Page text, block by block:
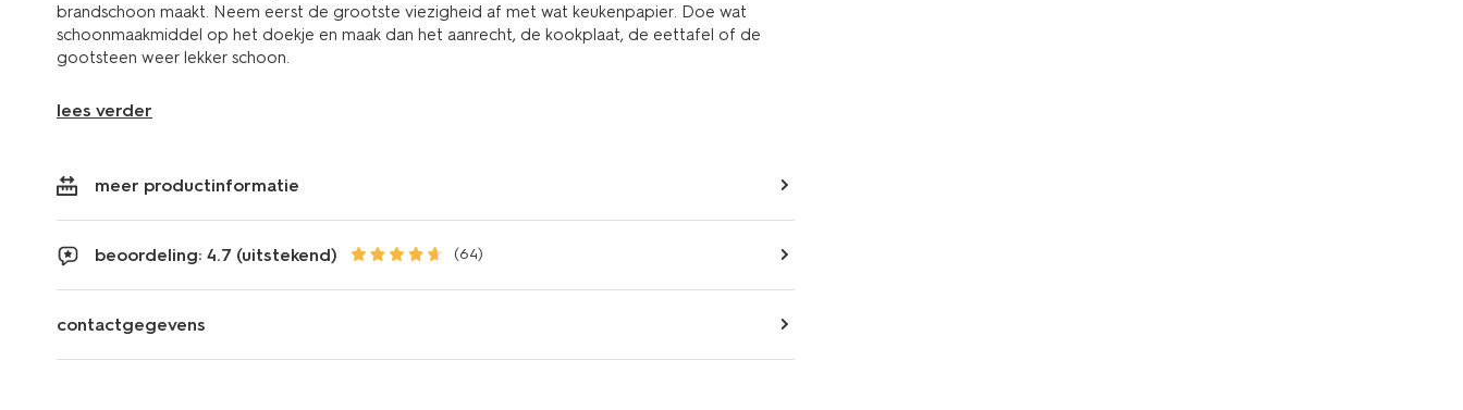
brandschoon maakt. Neem eerst de grootste viezigheid af met wat keukenpapier. Doe wat
schoonmaakmiddel op het doekje en maak dan het aanrecht, de kookplaat, de eettafel of de
gootsteen weer lekker schoon.
lees verder
meer productinformatie
beoordeling: 4.7 (uitstekend) (64)
contactgegevens